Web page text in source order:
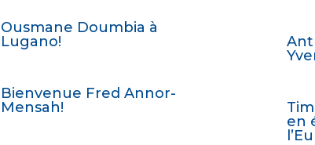
Ousmane Doumbia à
Lugano!
Bienvenue Fred Annor-
Mensah!
en